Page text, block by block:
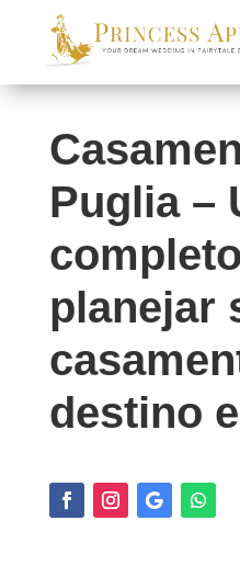
Puglia –
planejar
destino